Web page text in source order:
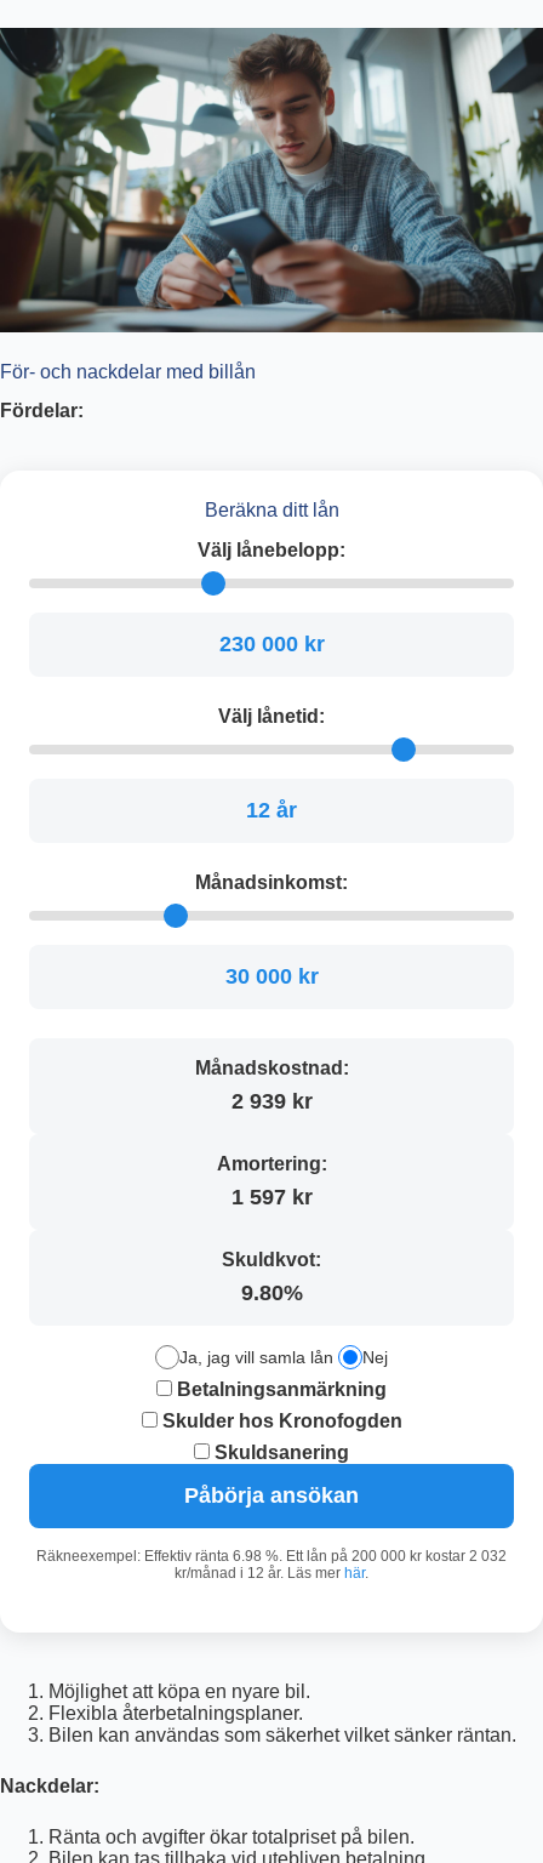
För- och nackdelar med billån
Fördelar:
Beräkna ditt lån
Välj lånebelopp:
230 000 kr
Välj lånetid:
12 år
Månadsinkomst:
30 000 kr
Månadskostnad:
2 939 kr
Amortering:
1 597 kr
Skuldkvot:
9.80%
Ja, jag vill samla lån Nej
Betalningsanmärkning
Skulder hos Kronofogden
Skuldsanering
Påbörja ansökan
Räkneexempel: Effektiv ränta 6.98 %. Ett lån på 200 000 kr kostar 2 032
kr/månad i 12 år. Läs mer här.
Möjlighet att köpa en nyare bil.
Flexibla återbetalningsplaner.
Bilen kan användas som säkerhet vilket sänker räntan.
Nackdelar:
Ränta och avgifter ökar totalpriset på bilen.
Bilen kan tas tillbaka vid utebliven betalning.